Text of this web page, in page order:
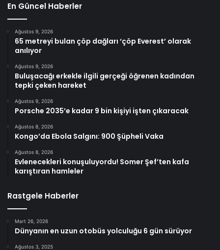
En Güncel Haberler
Ağustos 9, 2026
65 metreyi bulan çöp dağları ‘çöp Everest’ olarak
anılıyor
Ağustos 9, 2026
Buluşacağı erkekle ilgili gerçeği öğrenen kadından
tepki çeken hareket
Ağustos 9, 2026
Porsche 2035’e kadar 9 bin kişiyi işten çıkaracak
Ağustos 8, 2026
Kongo’da Ebola Salgını: 900 Şüpheli Vaka
Ağustos 8, 2026
Evlenecekleri konuşuluyordu! Somer Şef’ten kafa
karıştıran hamleler
Rastgele Haberler
Mart 26, 2026
Dünyanın en uzun otobüs yolculuğu 6 gün sürüyor
Ağustos 3, 2025